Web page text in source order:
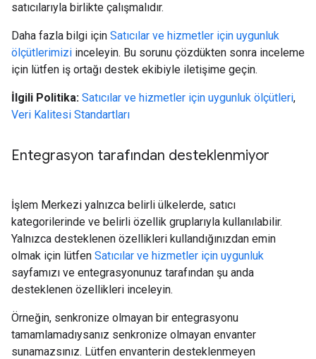
satıcılarıyla birlikte çalışmalıdır.
Daha fazla bilgi için Satıcılar ve hizmetler için uygunluk
ölçütlerimizi inceleyin. Bu sorunu çözdükten sonra inceleme
için lütfen iş ortağı destek ekibiyle iletişime geçin.
İlgili Politika: Satıcılar ve hizmetler için uygunluk ölçütleri,
Veri Kalitesi Standartları
Entegrasyon tarafından desteklenmiyor
İşlem Merkezi yalnızca belirli ülkelerde, satıcı
kategorilerinde ve belirli özellik gruplarıyla kullanılabilir.
Yalnızca desteklenen özellikleri kullandığınızdan emin
olmak için lütfen Satıcılar ve hizmetler için uygunluk
sayfamızı ve entegrasyonunuz tarafından şu anda
desteklenen özellikleri inceleyin.
Örneğin, senkronize olmayan bir entegrasyonu
tamamlamadıysanız senkronize olmayan envanter
sunamazsınız. Lütfen envanterin desteklenmeyen